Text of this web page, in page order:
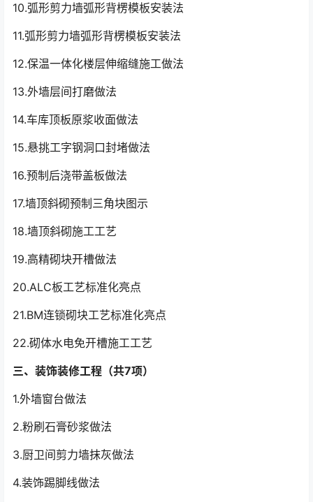
10.弧形剪力墙弧形背楞模板安装法
11.弧形剪力墙弧形背楞模板安装法
12.保温一体化楼层伸缩缝施工做法
13.外墙层间打磨做法
14.车库顶板原浆收面做法
15.悬挑工字钢洞口封堵做法
16.预制后浇带盖板做法
17.墙顶斜砌预制三角块图示
18.墙顶斜砌施工工艺
19.高精砌块开槽做法
20.ALC板工艺标准化亮点
21.BM连锁砌块工艺标准化亮点
22.砌体水电免开槽施工工艺
三、装饰装修工程（共7项）
1.外墙窗台做法
2.粉刷石膏砂浆做法
3.厨卫间剪力墙抹灰做法
4.装饰踢脚线做法